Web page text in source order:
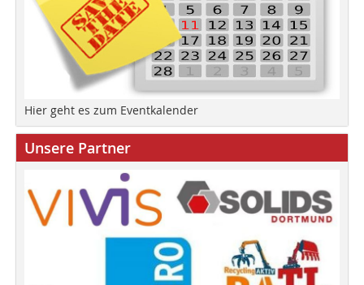
Hier geht es zum Eventkalender
Unsere Partner